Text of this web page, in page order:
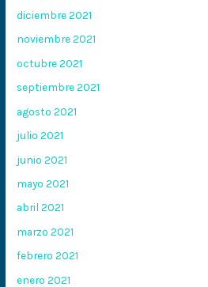
diciembre 2021
noviembre 2021
octubre 2021
septiembre 2021
agosto 2021
julio 2021
junio 2021
mayo 2021
abril 2021
marzo 2021
febrero 2021
enero 2021